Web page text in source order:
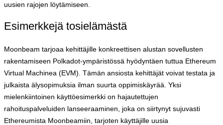
uusien rajojen löytämiseen.
Esimerkkejä tosielämästä
Moonbeam tarjoaa kehittäjille konkreettisen alustan sovellusten
rakentamiseen Polkadot-ympäristössä hyödyntäen tuttua Ethereum
Virtual Machinea (EVM). Tämän ansiosta kehittäjät voivat testata ja
julkaista älysopimuksia ilman suurta oppimiskäyrää. Yksi
mielenkiintoinen käyttöesimerkki on hajautettujen
rahoituspalveluiden lanseeraaminen, joka on siirtynyt sujuvasti
Ethereumista Moonbeamiin, tarjoten käyttäjille uusia